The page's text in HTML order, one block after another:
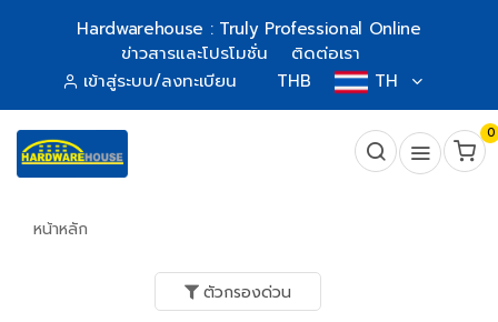
Hardwarehouse : Truly Professional Online
ข่าวสารและโปรโมชั่น
ติดต่อเรา
เข้าสู่ระบบ/ลงทะเบียน
THB TH
0
หน้าหลัก
ตัวกรองด่วน